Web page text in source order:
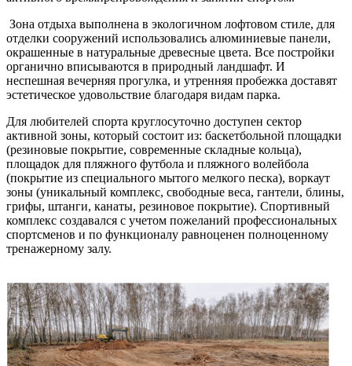
Зона отдыха выполнена в экологичном лофтовом стиле, для
отделки сооружений использовались алюминиевые панели,
окрашенные в натуральные древесные цвета. Все постройки
органично вписываются в природный ландшафт. И
неспешная вечерняя прогулка, и утренняя пробежка доставят
эстетическое удовольствие благодаря видам парка.
Для любителей спорта круглосуточно доступен сектор
активной зоны, который состоит из: баскетбольной площадки
(резиновые покрытие, современные складные кольца),
площадок для пляжного футбола и пляжного волейбола
(покрытие из специального мытого мелкого песка), воркаут
зоны (уникальный комплекс, свободные веса, гантели, блины,
грифы, штанги, канаты, резиновое покрытие). Спортивный
комплекс создавался с учетом пожеланий профессиональных
спортсменов и по функционалу равноценен полноценному
тренажерному залу.